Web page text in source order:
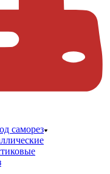
саморез